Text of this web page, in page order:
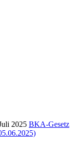
2025 BKA-Gesetz